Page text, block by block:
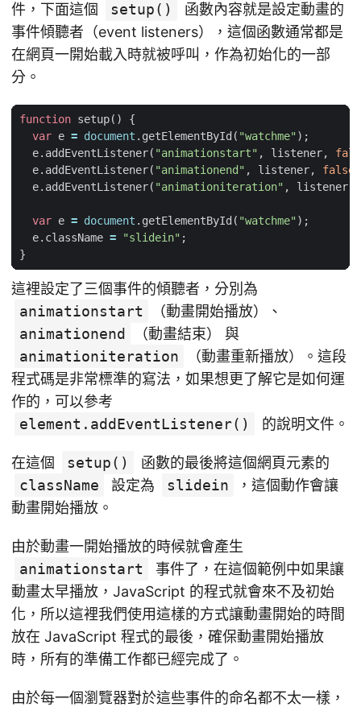
件，下面這個
setup()
函數內容就是設定動畫的
事件傾聽者（event listeners），這個函數通常都是
在網頁一開始載入時就被呼叫，作為初始化的一部
分。
function setup()
{
var e = document . getElementById ( "watchme");
e. addEventListener( "animationstart" , listener,
e. addEventListener( "animationend" , listener, false
e. addEventListener( "animationiteration" , listener
var e = document . getElementById ( "watchme");
e. className = "slidein" ;
}
這裡設定了三個事件的傾聽者，分別為
animationstart
（動畫開始播放）、
animationend
（動畫結束） 與
animationiteration
（動畫重新播放）。這段
程式碼是非常標準的寫法，如果想更了解它是如何運
作的，可以參考
element.addEventListener()
的說明文件。
在這個 setup()
函數的最後將這個網頁元素的
className
設定為 slidein
，這個動作會讓
動畫開始播放。
由於動畫一開始播放的時候就會產生
animationstart
事件了，在這個範例中如果讓
動畫太早播放，JavaScript 的程式就會來不及初始
化，所以這裡我們使用這樣的方式讓動畫開始的時間
放在 JavaScript 程式的最後，確保動畫開始播放
時，所有的準備工作都已經完成了。
由於每一個瀏覽器對於這些事件的命名都不太一樣，